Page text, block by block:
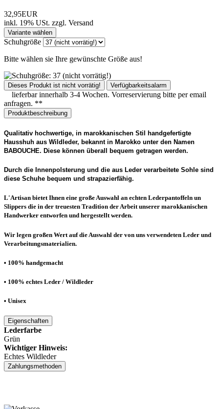
32,95EUR
inkl. 19% USt. zzgl. Versand
Variante wählen
Schuhgröße
Bitte wählen sie Ihre gewünschte Größe aus!
Dieses Produkt ist nicht vorrätig! Verfügbarkeitsalarm
lieferbar innerhalb 3-4 Wochen. Vorreservierung bitte per email
anfragen. **
Produktbeschreibung
Qualitativ hochwertige, in marokkanischen Stil handgefertigte
Hausshuh aus Wildleder, bekannt in Marokko unter den Namen
BABOUCHE. Diese können überall bequem getragen werden.
Durch die Innenpolsterung und die aus Leder verarbeitete Sohle sind
diese Schuhe bequem und strapazierfähig.
L'Artisan bietet Ihnen eine große Auswahl an echten Lederpantoffeln un
Slippers die in der treuesten Tradition der Arbeit unserer marokkanischen
Handwerker entworfen und hergestellt werden.
Wir legen großen Wert auf die Auswahl der von uns verwendeten Leder und
Verarbeitungsmaterialien.
• 100% handgemacht
• 100% echtes Leder / Wildleder
• Unisex
Eigenschaften
Lederfarbe
Grün
Wichtiger Hinweis:
Echtes Wildleder
Zahlungsmethoden